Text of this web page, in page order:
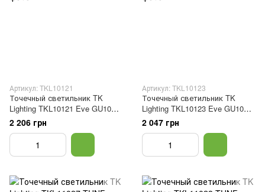
Артикул: TKL10121
Точечный светильник TK
Lighting TKL10121 Eve GU10
1x10W IP20 Beige
2 206 грн
Артикул: TKL10123
Точечный светильник TK
Lighting TKL10123 Eve GU10
1x10W IP20 Beige
2 047 грн